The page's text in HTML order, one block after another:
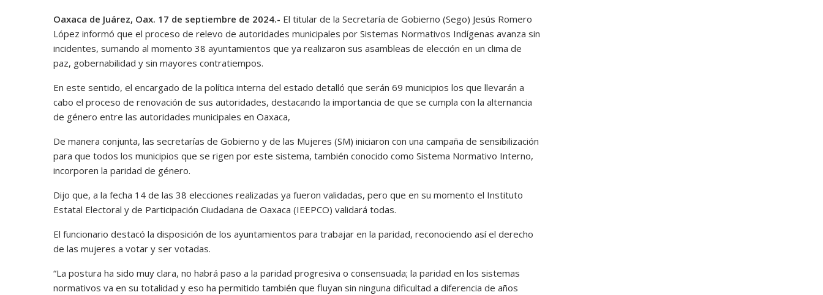
Oaxaca de Juárez, Oax. 17 de septiembre de 2024.- El titular de la Secretaría de Gobierno (Sego) Jesús Romero
López informó que el proceso de relevo de autoridades municipales por Sistemas Normativos Indígenas avanza sin
incidentes, sumando al momento 38 ayuntamientos que ya realizaron sus asambleas de elección en un clima de
paz, gobernabilidad y sin mayores contratiempos.
En este sentido, el encargado de la política interna del estado detalló que serán 69 municipios los que llevarán a
cabo el proceso de renovación de sus autoridades, destacando la importancia de que se cumpla con la alternancia
de género entre las autoridades municipales en Oaxaca,
De manera conjunta, las secretarías de Gobierno y de las Mujeres (SM) iniciaron con una campaña de sensibilización
para que todos los municipios que se rigen por este sistema, también conocido como Sistema Normativo Interno,
incorporen la paridad de género.
Dijo que, a la fecha 14 de las 38 elecciones realizadas ya fueron validadas, pero que en su momento el Instituto
Estatal Electoral y de Participación Ciudadana de Oaxaca (IEEPCO) validará todas.
El funcionario destacó la disposición de los ayuntamientos para trabajar en la paridad, reconociendo así el derecho
de las mujeres a votar y ser votadas.
“La postura ha sido muy clara, no habrá paso a la paridad progresiva o consensuada; la paridad en los sistemas
normativos va en su totalidad y eso ha permitido también que fluyan sin ninguna dificultad a diferencia de años